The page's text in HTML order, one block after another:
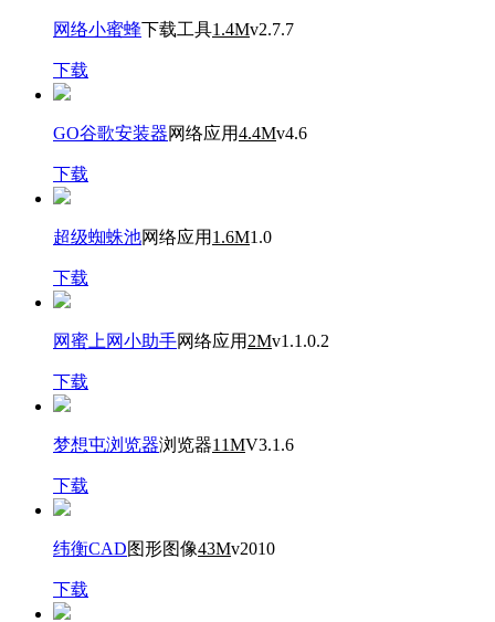
网络小蜜蜂下载工具1.4Mv2.7.7
下载
GO谷歌安装器网络应用4.4Mv4.6
下载
超级蜘蛛池网络应用 1.6M1.0
下载
网蜜上网小助手网络应用 2Mv1.1.0.2
下载
梦想屯浏览器浏览器11MV3.1.6
下载
纬衡CAD图形图像43Mv2010
下载